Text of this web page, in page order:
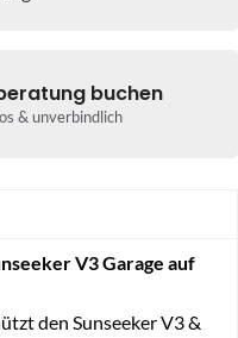
buchen
& unverbindlich
V3 Garage auf
den Sunseeker V3 &